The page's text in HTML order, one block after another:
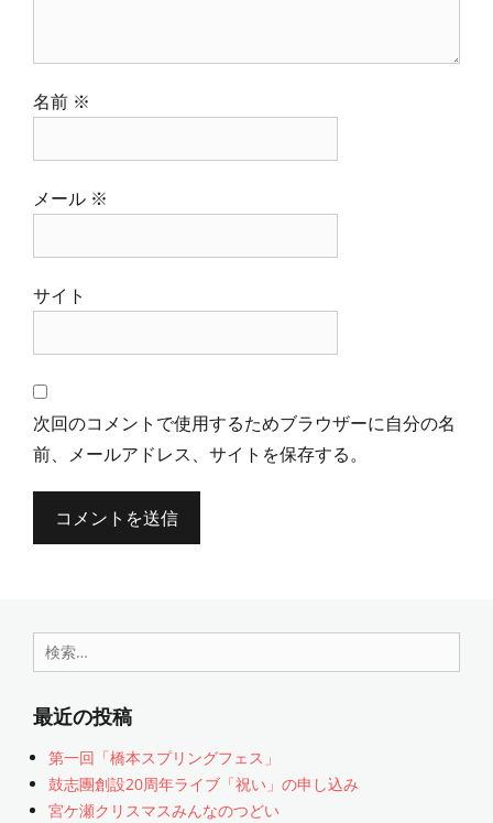
名前 ※
メール ※
サイト
次回のコメントで使用するためブラウザーに自分の名
前、メールアドレス、サイトを保存する。
検
索:
最近の投稿
第一回「橋本スプリングフェス」
鼓志團創設20周年ライブ「祝い」の申し込み
宮ケ瀬クリスマスみんなのつどい